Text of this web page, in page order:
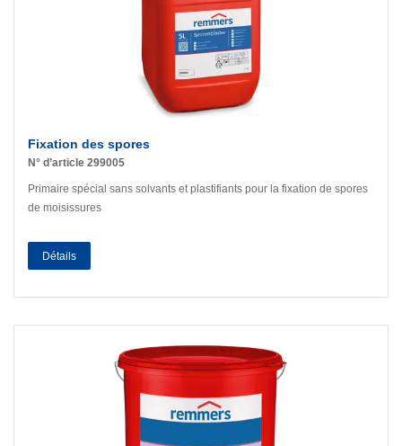
Fixation des spores
N° d’article 299005
Primaire spécial sans solvants et plastifiants pour la fixation de spores
de moisissures
Détails